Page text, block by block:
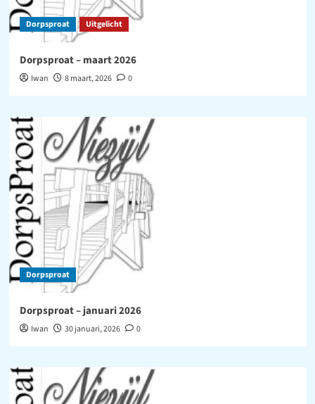
Dorpsproat Uitgelicht
Dorpsproat – maart 2026
Iwan 8 maart, 2026 0
Dorpsproat
Dorpsproat – januari 2026
Iwan 30 januari, 2026 0